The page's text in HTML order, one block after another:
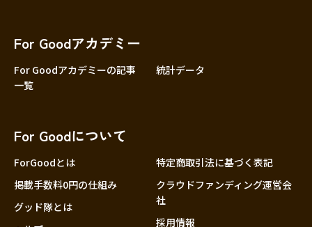
大分
For Goodアカデミー
For Goodアカデミーの記事
一覧
統計データ
For Goodについて
ForGoodとは
掲載手数料0円の仕組み
グッド隊とは
特定商取引法に基づく表記
クラウドファンディング運営会
社
採用情報